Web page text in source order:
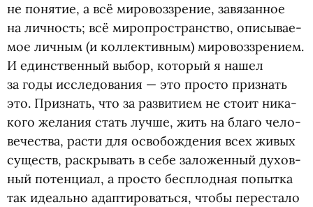
не поня­тие, а всё мировоззре­ние, завя­зан­ное
на лич­ность; всё миро­про­стран­ство, опи­сы­ва­е­
мое лич­ным (и кол­лек­тив­ным) миро­воз­зре­нием.
И един­ствен­ный выбор, кото­рый я нашел
за годы иссле­до­ва­ния — это про­сто при­знать
это. При­знать, что за раз­ви­тием не стоит ника­
кого жела­ния стать лучше, жить на благо чело­
ве­че­ства, расти для осво­бож­де­ния всех живых
существ, рас­кры­вать в себе зало­жен­ный духов­
ный потен­циал, а про­сто бес­плод­ная попытка
так иде­ально адап­ти­ро­ваться, чтобы пере­стало